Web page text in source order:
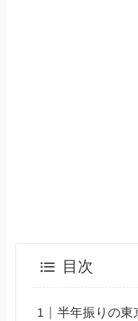
目次
半年振りの東